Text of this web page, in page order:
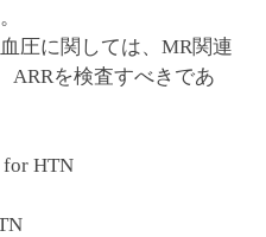
圧に関しては、MR関連
ARRを検査すべきであ
HTN